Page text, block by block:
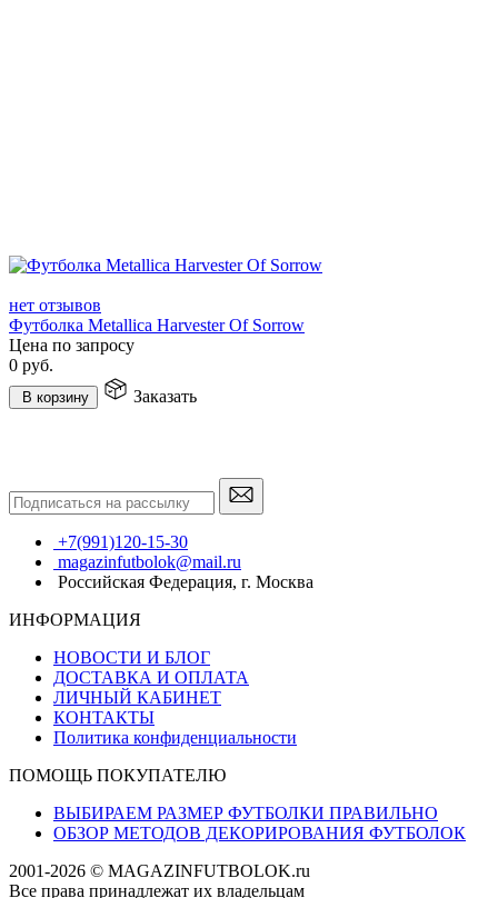
нет отзывов
Футболка Metallica Harvester Of Sorrow
Цена по запросу
0 руб.
В корзину Заказать
+7(991)120-15-30
magazinfutbolok@mail.ru
Российская Федерация, г. Москва
ИНФОРМАЦИЯ
НОВОСТИ И БЛОГ
ДОСТАВКА И ОПЛАТА
ЛИЧНЫЙ КАБИНЕТ
КОНТАКТЫ
Политика конфиденциальности
ПОМОЩЬ ПОКУПАТЕЛЮ
ВЫБИРАЕМ РАЗМЕР ФУТБОЛКИ ПРАВИЛЬНО
ОБЗОР МЕТОДОВ ДЕКОРИРОВАНИЯ ФУТБОЛОК
2001-2026 © MAGAZINFUTBOLOK.ru
Все права принадлежат их владельцам